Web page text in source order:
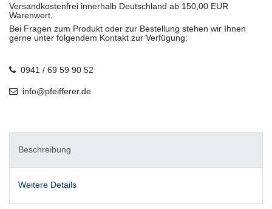
Versandkostenfrei innerhalb Deutschland ab 150,00 EUR
Warenwert.
Bei Fragen zum Produkt oder zur Bestellung stehen wir Ihnen
gerne unter folgendem Kontakt zur Verfügung:
0941 / 69 59 90 52
info@pfeifferer.de
Beschreibung
Weitere Details